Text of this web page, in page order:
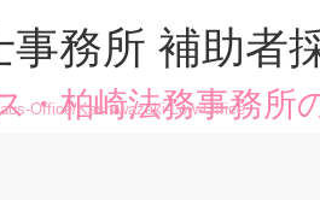
務所 補助者
・柏崎法務事務所
Office/Kashiwazaki-Low-Office